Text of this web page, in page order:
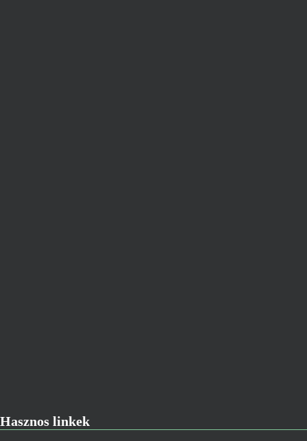
Hasznos linkek